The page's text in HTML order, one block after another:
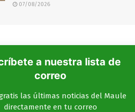
07/08/2026
a nuestra lista de
correo
gratis las últimas noticias del Maule
directamente en tu correo